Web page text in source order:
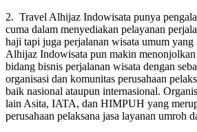
2. Travel Alhijaz Indowisata punya
cuma dalam menyediakan pelayanan
haji tapi juga perjalanan wisata umum
Alhijaz Indowisata pun makin menonjolkan
bidang bisnis perjalanan wisata dengan
organisasi dan komunitas perusahaan
baik nasional ataupun internasional.
lain Asita, IATA, dan HIMPUH yang
perusahaan pelaksana jasa layanan umroh